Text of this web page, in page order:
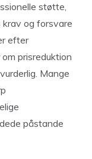
støtte,
krav og forsvare
efter
prisreduktion
Mange
påstande